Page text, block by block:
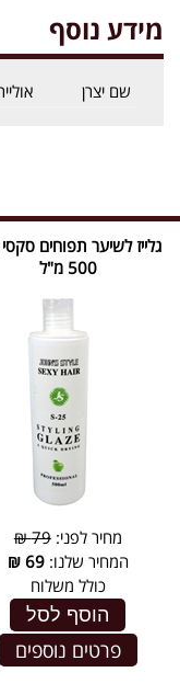
מידע נוסף
שם יצרן
גלייז לשיער תפוחים סקסי
500 מ"ל
מחיר לפני:79 ₪
המחיר שלנו:69
₪
כולל משלוח
הוסף לסל
פרטים נוספים